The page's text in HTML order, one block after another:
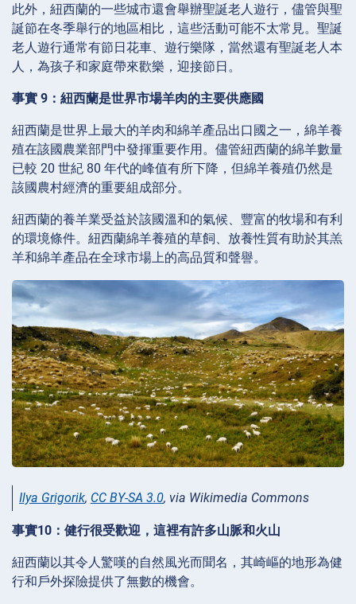
此外，紐西蘭的一些城市還會舉辦聖誕老人遊行，儘管與聖
誕節在冬季舉行的地區相比，這些活動可能不太常見。聖誕
老人遊行通常有節日花車、遊行樂隊，當然還有聖誕老人本
人，為孩子和家庭帶來歡樂，迎接節日。
事實 9：紐西蘭是世界市場羊肉的主要供應國
紐西蘭是世界上最大的羊肉和綿羊產品出口國之一，綿羊養
殖在該國農業部門中發揮重要作用。儘管紐西蘭的綿羊數量
已較 20 世紀 80 年代的峰值有所下降，但綿羊養殖仍然是
該國農村經濟的重要組成部分。
紐西蘭的養羊業受益於該國溫和的氣候、豐富的牧場和有利
的環境條件。紐西蘭綿羊養殖的草飼、放養性質有助於其羔
羊和綿羊產品在全球市場上的高品質和聲譽。
Ilya Grigorik, CC BY-SA 3.0, via Wikimedia Commons
事實10：健行很受歡迎，這裡有許多山脈和火山
紐西蘭以其令人驚嘆的自然風光而聞名，其崎嶇的地形為健
行和戶外探險提供了無數的機會。